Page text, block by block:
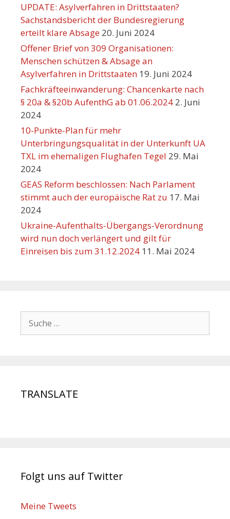
UPDATE: Asylverfahren in Drittstaaten?
Sachstandsbericht der Bundesregierung
erteilt klare Absage 20. Juni 2024
Offener Brief von 309 Organisationen:
Menschen schützen & Absage an
Asylverfahren in Drittstaaten 19. Juni 2024
Fachkräfteeinwanderung: Chancenkarte nach
§ 20a & §20b AufenthG ab 01.06.2024 2. Juni
2024
10-Punkte-Plan für mehr
Unterbringungsqualität in der Unterkunft UA
TXL im ehemaligen Flughafen Tegel 29. Mai
2024
GEAS Reform beschlossen: Nach Parlament
stimmt auch der europäische Rat zu 17. Mai
2024
Ukraine-Aufenthalts-Übergangs-Verordnung
wird nun doch verlängert und gilt für
Einreisen bis zum 31.12.2024 11. Mai 2024
TRANSLATE
Folgt uns auf Twitter
Meine Tweets